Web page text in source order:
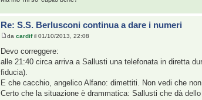
Re: S.S. Berlusconi continua a dare i numeri
da cardifil 01/10/2013, 22:08
Devo correggere:
alle 21:40 circa arriva a Sallusti una telefonata in diretta
fiducia).
E che cacchio, angelico Alfano: dimettiti. Non vedi che
Certo che la situazione è drammatica: Sallusti che dà